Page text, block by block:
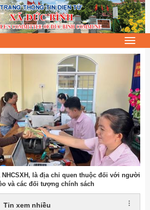
Toggle
là địa chỉ quen thuộc đối với người
và các đối tượng chính sách
Tin xem nhiều